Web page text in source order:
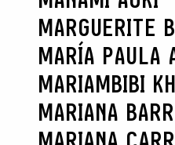
MARGUERITE
MARÍA PAULA
MARIAMBIBI
MARIANA